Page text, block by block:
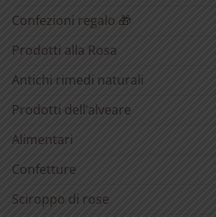
Confezioni regalo 🎁
Prodotti alla Rosa
Antichi rimedi naturali
Prodotti dell’alveare
Alimentari
Confetture
Sciroppo di rose